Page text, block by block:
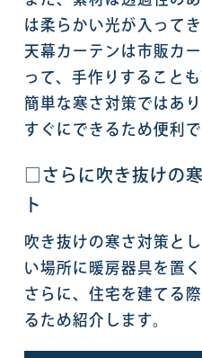
は柔らかい光が入ってき
天幕カーテンは市販カ
って、手作りすることも
簡単な寒さ対策ではあ
すぐにできるため便利で
□さらに吹き抜けの
ト
吹き抜けの寒さ対策と
い場所に暖房器具を置
さらに、住宅を建てる
るため紹介します。